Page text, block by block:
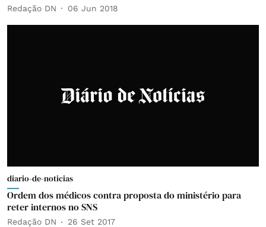
Redação DN 06 Jun 2018
diario-de-noticias
Ordem dos médicos contra proposta do ministério para
reter internos no SNS
Redação DN 26 Set 2017